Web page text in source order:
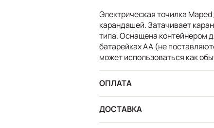
Электрическая точилка
карандашей. Затачивает
типа. Оснащена контейнером
батарейках АА (не
может использоваться как
ОПЛАТА
ДОСТАВКА